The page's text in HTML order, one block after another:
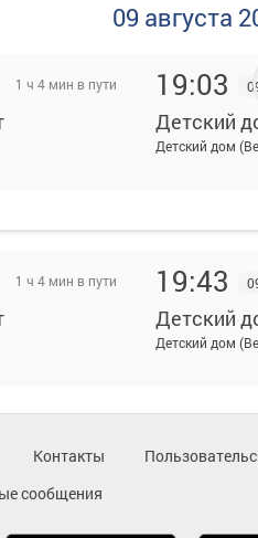
09 августа
1 ч 4 мин в пути 19:03
Детский
Детский дом
1 ч 4 мин в пути 19:43
Детский
Детский дом
Контакты
сообщения